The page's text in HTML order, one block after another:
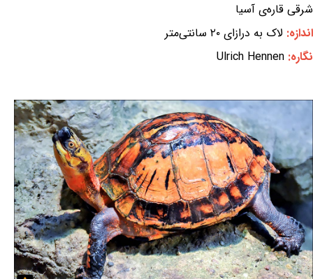
شرقی قاره‌ی آسیا
اندازه: لاک به درازای ۲۰ سانتی‌متر
نگاره: Ulrich Hennen